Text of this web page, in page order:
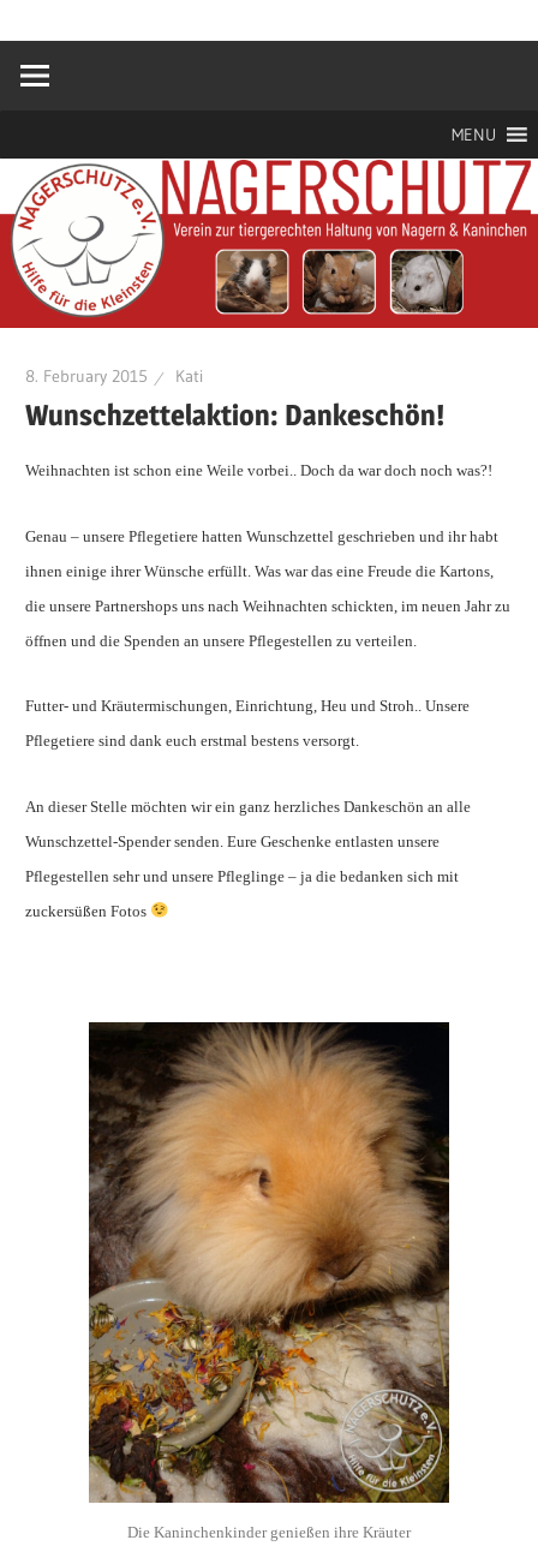
springen
Nagerschutz
für
MENU
8. February 2015 Kati
Wunschzettelaktion: Dankeschön!
Weihnachten ist schon eine Weile vorbei.. Doch da war doch noch was?!
Genau – unsere Pflegetiere hatten Wunschzettel geschrieben und ihr habt
ihnen einige ihrer Wünsche erfüllt. Was war das eine Freude die Kartons,
die unsere Partnershops uns nach Weihnachten schickten, im neuen Jahr zu
öffnen und die Spenden an unsere Pflegestellen zu verteilen.
Futter- und Kräutermischungen, Einrichtung, Heu und Stroh.. Unsere
Pflegetiere sind dank euch erstmal bestens versorgt.
An dieser Stelle möchten wir ein ganz herzliches Dankeschön an alle
Wunschzettel-Spender senden. Eure Geschenke entlasten unsere
Pflegestellen sehr und unsere Pfleglinge – ja die bedanken sich mit
zuckersüßen Fotos
Die Kaninchenkinder genießen ihre Kräuter